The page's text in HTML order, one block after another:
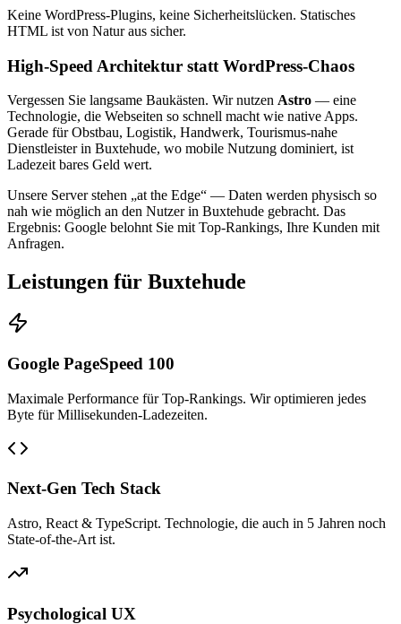
Keine WordPress-Plugins, keine Sicherheitslücken. Statisches
HTML ist von Natur aus sicher.
High-Speed Architektur statt WordPress-Chaos
Vergessen Sie langsame Baukästen. Wir nutzen Astro — eine
Technologie, die Webseiten so schnell macht wie native Apps.
Gerade für Obstbau, Logistik, Handwerk, Tourismus-nahe
Dienstleister in Buxtehude, wo mobile Nutzung dominiert, ist
Ladezeit bares Geld wert.
Unsere Server stehen „at the Edge“ — Daten werden physisch so
nah wie möglich an den Nutzer in Buxtehude gebracht. Das
Ergebnis: Google belohnt Sie mit Top-Rankings, Ihre Kunden mit
Anfragen.
Leistungen für Buxtehude
Google PageSpeed 100
Maximale Performance für Top-Rankings. Wir optimieren jedes
Byte für Millisekunden-Ladezeiten.
Next-Gen Tech Stack
Astro, React & TypeScript. Technologie, die auch in 5 Jahren noch
State-of-the-Art ist.
Psychological UX